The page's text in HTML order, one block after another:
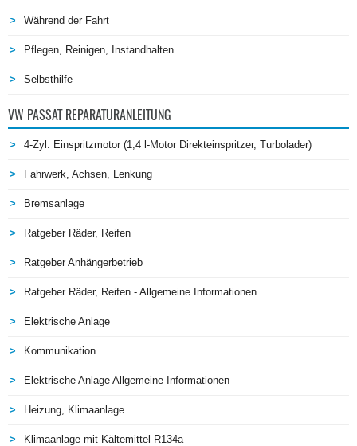
Während der Fahrt
Pflegen, Reinigen, Instandhalten
Selbsthilfe
VW PASSAT REPARATURANLEITUNG
4-Zyl. Einspritzmotor (1,4 l-Motor Direkteinspritzer, Turbolader)
Fahrwerk, Achsen, Lenkung
Bremsanlage
Ratgeber Räder, Reifen
Ratgeber Anhängerbetrieb
Ratgeber Räder, Reifen - Allgemeine Informationen
Elektrische Anlage
Kommunikation
Elektrische Anlage Allgemeine Informationen
Heizung, Klimaanlage
Klimaanlage mit Kältemittel R134a